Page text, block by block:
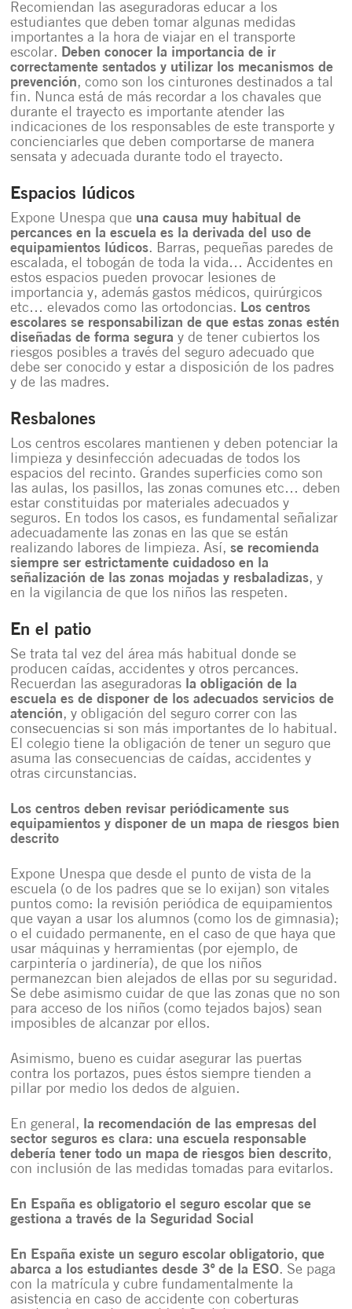
Recomiendan las aseguradoras educar a los
estudiantes que deben tomar algunas medidas
importantes a la hora de viajar en el transporte
escolar. Deben conocer la importancia de ir
correctamente sentados y utilizar los mecanismos de
prevención, como son los cinturones destinados a tal
fin. Nunca está de más recordar a los chavales que
durante el trayecto es importante atender las
indicaciones de los responsables de este transporte y
concienciarles que deben comportarse de manera
sensata y adecuada durante todo el trayecto.
Espacios lúdicos
Expone Unespa que una causa muy habitual de
percances en la escuela es la derivada del uso de
equipamientos lúdicos. Barras, pequeñas paredes de
escalada, el tobogán de toda la vida… Accidentes en
estos espacios pueden provocar lesiones de
importancia y, además gastos médicos, quirúrgicos
etc… elevados como las ortodoncias. Los centros
escolares se responsabilizan de que estas zonas estén
diseñadas de forma segura y de tener cubiertos los
riesgos posibles a través del seguro adecuado que
debe ser conocido y estar a disposición de los padres
y de las madres.
Resbalones
Los centros escolares mantienen y deben potenciar la
limpieza y desinfección adecuadas de todos los
espacios del recinto. Grandes superficies como son
las aulas, los pasillos, las zonas comunes etc… deben
estar constituidas por materiales adecuados y
seguros. En todos los casos, es fundamental señalizar
adecuadamente las zonas en las que se están
realizando labores de limpieza. Así,se recomienda
siempre ser estrictamente cuidadoso en la
señalización de las zonas mojadas y resbaladizas, y
en la vigilancia de que los niños las respeten.
En el patio
Se trata tal vez del área más habitual donde se
producen caídas, accidentes y otros percances.
Recuerdan las aseguradoras la obligación de la
escuela es de disponer de los adecuados servicios de
atención, y obligación del seguro correr con las
consecuencias si son más importantes de lo habitual.
El colegio tiene la obligación de tener un seguro que
asuma las consecuencias de caídas, accidentes y
otras circunstancias.
Los centros deben revisar periódicamente sus
equipamientos y disponer de un mapa de riesgos bien
descrito
Expone Unespa que desde el punto de vista de la
escuela (o de los padres que se lo exijan) son vitales
puntos como: la revisión periódica de equipamientos
que vayan a usar los alumnos (como los de gimnasia);
o el cuidado permanente, en el caso de que haya que
usar máquinas y herramientas (por ejemplo, de
carpintería o jardinería), de que los niños
permanezcan bien alejados de ellas por su seguridad.
Se debe asimismo cuidar de que las zonas que no son
para acceso de los niños (como tejados bajos) sean
imposibles de alcanzar por ellos.
Asimismo, bueno es cuidar asegurar las puertas
contra los portazos, pues éstos siempre tienden a
pillar por medio los dedos de alguien.
En general, la recomendación de las empresas del
sector seguros es clara: una escuela responsable
debería tener todo un mapa de riesgos bien descrito,
con inclusión de las medidas tomadas para evitarlos.
En España es obligatorio el seguro escolar que se
gestiona a través de la Seguridad Social
En España existe un seguro escolar obligatorio, que
abarca a los estudiantes desde 3º de la ESO. Se paga
con la matrícula y cubre fundamentalmente la
asistencia en caso de accidente con coberturas